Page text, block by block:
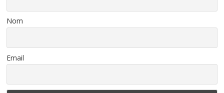
Nom
Email